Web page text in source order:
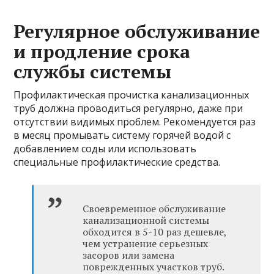
Регулярное обслуживание
и продление срока
службы системы
Профилактическая прочистка канализационных
труб должна проводиться регулярно, даже при
отсутствии видимых проблем. Рекомендуется раз
в месяц промывать систему горячей водой с
добавлением соды или использовать
специальные профилактические средства.
Своевременное обслуживание
канализационной системы
обходится в 5-10 раз дешевле,
чем устранение серьезных
засоров или замена
поврежденных участков труб.